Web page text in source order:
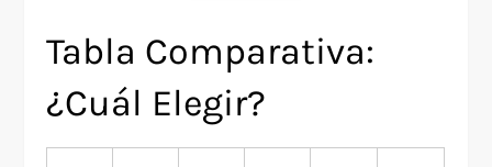
Tabla Comparativa:
¿Cuál Elegir?